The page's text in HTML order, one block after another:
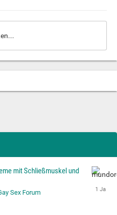
mit Schließmuskel und
Sex Forum